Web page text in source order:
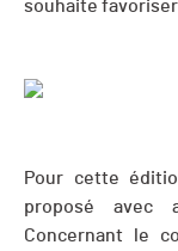
souhaite
Pour cette
proposé avec
Concernant le